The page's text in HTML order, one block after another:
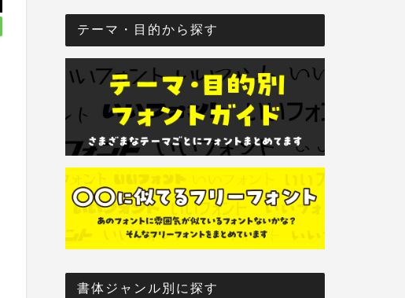
テーマ・目的から探す
書体ジャンル別に探す